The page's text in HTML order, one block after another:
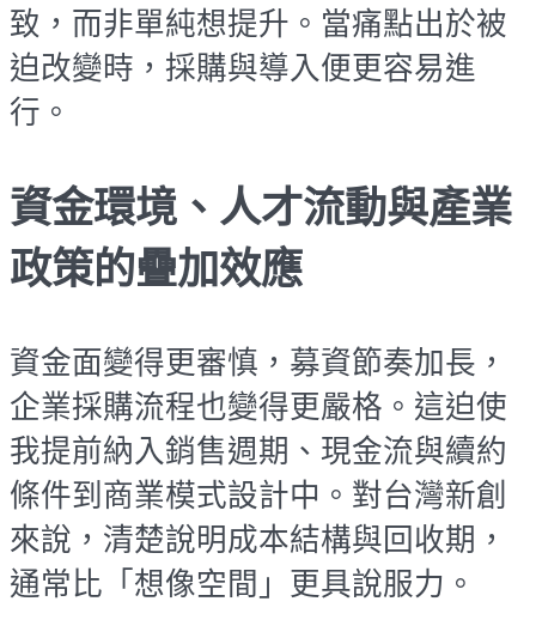
致，而非單純想提升。當痛點出於被
迫改變時，採購與導入便更容易進
行。
資金環境、人才流動與產業
政策的疊加效應
資金面變得更審慎，募資節奏加長，
企業採購流程也變得更嚴格。這迫使
我提前納入銷售週期、現金流與續約
條件到商業模式設計中。對台灣新創
來說，清楚說明成本結構與回收期，
通常比「想像空間」更具說服力。